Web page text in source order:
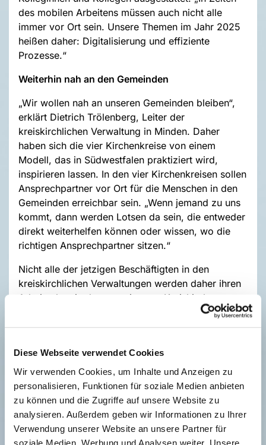
Diese Webseite verwendet Cookies
Wir verwenden Cookies, um Inhalte und Anzeigen zu
personalisieren, Funktionen für soziale Medien anbieten
zu können und die Zugriffe auf unsere Website zu
analysieren. Außerdem geben wir Informationen zu Ihrer
Verwendung unserer Website an unsere Partner für
soziale Medien, Werbung und Analysen weiter. Unsere
des mobilen Arbeitens müssen auch nicht alle
immer vor Ort sein. Unsere Themen im Jahr 2025
heißen daher: Digitalisierung und effiziente
Prozesse.“
Weiterhin nah an den Gemeinden
„Wir wollen nah an unseren Gemeinden bleiben“,
erklärt Dietrich Trölenberg, Leiter der
kreiskirchlichen Verwaltung in Minden. Daher
haben sich die vier Kirchenkreise von einem
Modell, das in Südwestfalen praktiziert wird,
inspirieren lassen. In den vier Kirchenkreisen sollen
Ansprechpartner vor Ort für die Menschen in den
Gemeinden erreichbar sein. „Wenn jemand zu uns
kommt, dann werden Lotsen da sein, die entweder
direkt weiterhelfen können oder wissen, wo die
richtigen Ansprechpartner sitzen.“
Nicht alle der jetzigen Beschäftigten in den
kreiskirchlichen Verwaltungen werden daher ihren
Arbeitsplatz in das gemeinsame Kreiskirchenamt
nach Herford verlegen. Alle werden jedoch beim
Kirchenkreisverband angestellt sein und in der
Verwaltungsleitungen über die Pläne informiert und
konnten ihre Fragen und Sorgen aussprechen. Von
Anfang der Planungen an waren die
Mitarbeitendenvertretungen aller vier Kirchenkreise
in die Überlegungen eingebunden und haben als